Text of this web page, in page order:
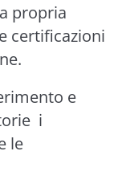
propria
certificazioni
e
i
le